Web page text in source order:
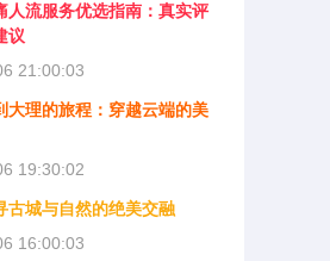
人流服务优选指南：真实评
议
21:00:03
大理的旅程：穿越云端的美
19:30:02
古城与自然的绝美交融
16:00:03